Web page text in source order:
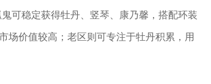
可稳定获得牡丹、竖琴、康乃馨，搭配环装
场价值较高；老区则可专注于牡丹积累，用